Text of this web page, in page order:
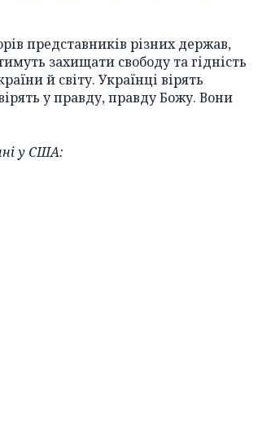
представників різних держав,
захищати свободу та гідність
й світу. Українці вірять
у правду, правду Божу. Вони
у США: